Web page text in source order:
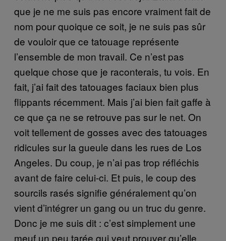
que je ne me suis pas encore vraiment fait de
nom pour quoique ce soit, je ne suis pas sûr
de vouloir que ce tatouage représente
l’ensemble de mon travail. Ce n’est pas
quelque chose que je raconterais, tu vois. En
fait, j’ai fait des tatouages faciaux bien plus
flippants récemment. Mais j’ai bien fait gaffe à
ce que ça ne se retrouve pas sur le net. On
voit tellement de gosses avec des tatouages
ridicules sur la gueule dans les rues de Los
Angeles. Du coup, je n’ai pas trop réfléchis
avant de faire celui-ci. Et puis, le coup des
sourcils rasés signifie généralement qu’on
vient d’intégrer un gang ou un truc du genre.
Donc je me suis dit : c’est simplement une
meuf un peu tarée qui veut prouver qu’elle